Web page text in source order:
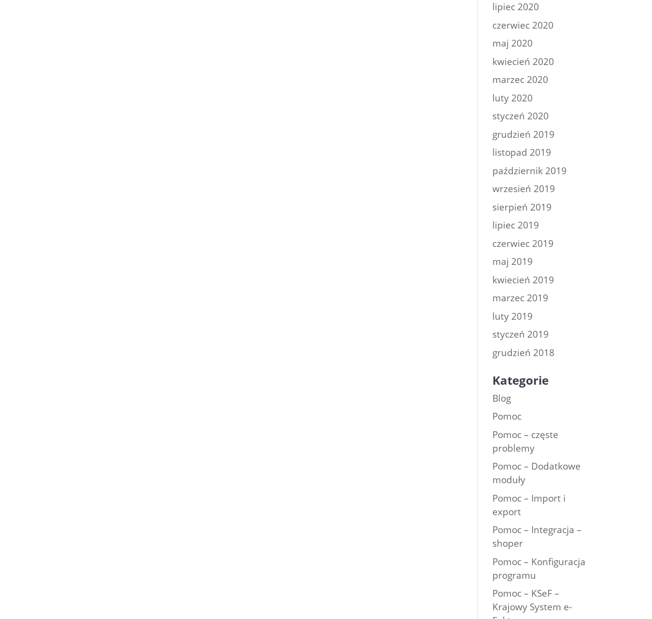
lipiec 2020
czerwiec 2020
maj 2020
kwiecień 2020
marzec 2020
luty 2020
styczeń 2020
grudzień 2019
listopad 2019
październik 2019
wrzesień 2019
sierpień 2019
lipiec 2019
czerwiec 2019
maj 2019
kwiecień 2019
marzec 2019
luty 2019
styczeń 2019
grudzień 2018
Kategorie
Blog
Pomoc
Pomoc – częste
problemy
Pomoc – Dodatkowe
moduły
Pomoc – Import i
export
Pomoc – Integracja –
shoper
Pomoc – Konfiguracja
programu
Pomoc – KSeF –
Krajowy System e-